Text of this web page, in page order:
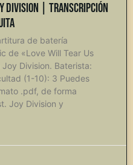
Division | Transcripción
de batería
de «Love Will Tear Us
Division. Baterista:
(1-10): 3 Puedes
.pdf, de forma
Joy Division y